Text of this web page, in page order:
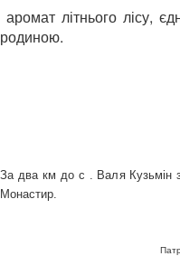
аромат літнього лісу,
родиною.
За два км до с . Валя Кузьмін
Монастир.